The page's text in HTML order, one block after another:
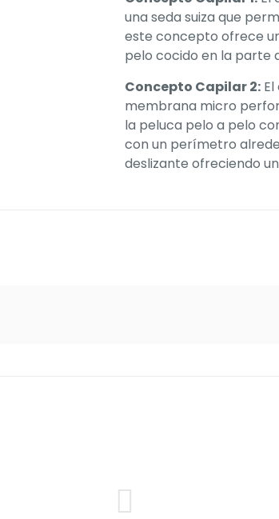
una seda suiza que
este concepto ofrece
pelo cocido en la parte
Concepto Capilar 2:El
membrana micro
la peluca pelo a pelo
con un perímetro
deslizante ofreciendo